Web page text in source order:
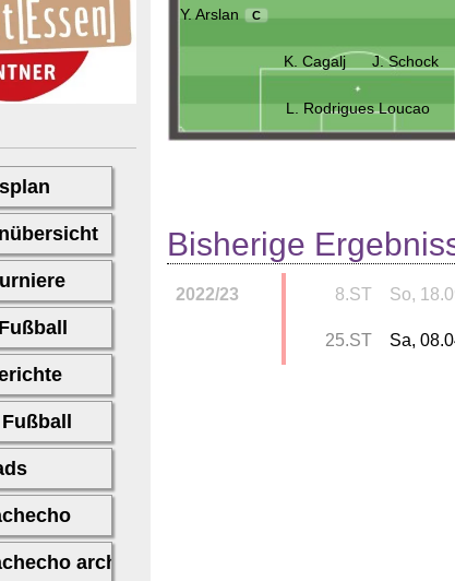
Y. Arslan C
K. Cagalj J. Schock
L. Rodrigues Loucao
Bisherige
2022/23 8.ST So,
25.ST Sa,